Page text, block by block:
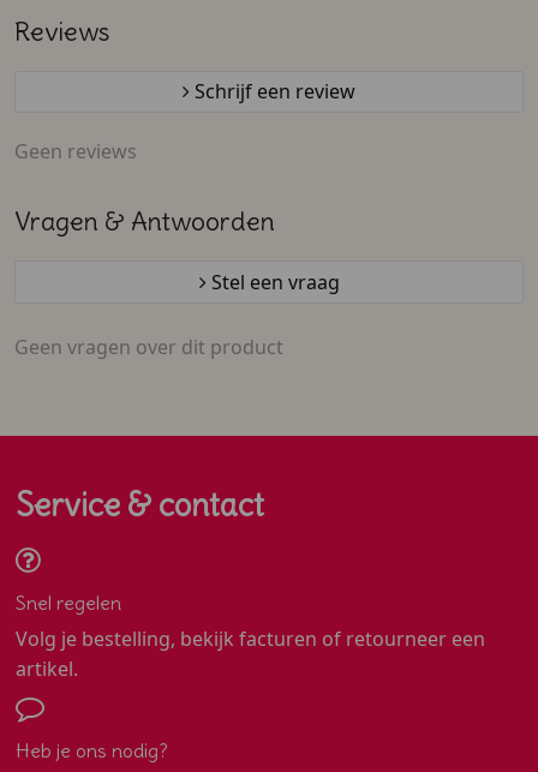
Reviews
Schrijf een review
Geen reviews
Vragen & Antwoorden
Stel een vraag
Geen vragen over dit product
Service & contact
Snel regelen
Volg je bestelling, bekijk facturen of retourneer een
artikel.
Heb je ons nodig?